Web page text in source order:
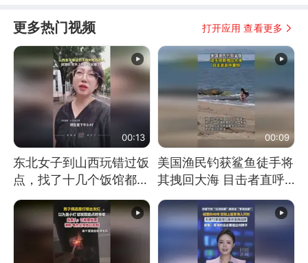
更多热门视频 打开应用 查看更多
00:13
东北女子到山西玩错过饭
点，找了十几个饭馆都没
开门：午休到几点
00:09
美国渔民钓获鲨鱼徒手将
其拽回大海 目击者直呼
震惊 （视频来源：参考
消息）